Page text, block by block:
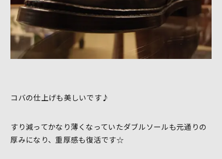
コバの仕上げも美しいです♪
すり減ってかなり薄くなっていたダブルソールも元通りの
厚みになり、重厚感も復活です☆